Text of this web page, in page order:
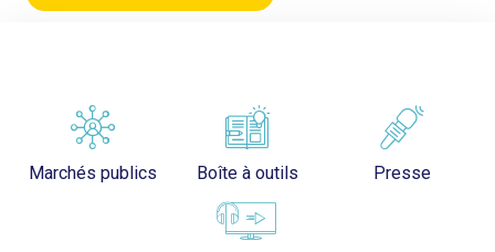
Marchés publics Boîte à outils Presse